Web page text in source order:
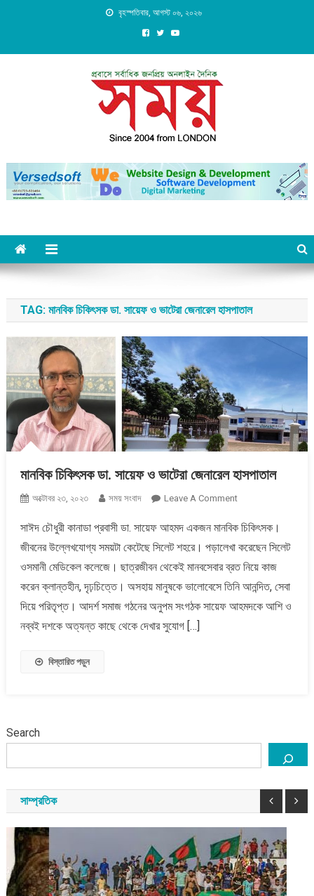
বৃহস্পতিবার, আগস্ট ০৬, ২০২৬
Daily Shomoy, Since 2004
from LONDON
TAG: মানবিক চিকিৎসক ডা. সায়েফ ও ভাটেরা জেনারেল হাসপাতাল
মানবিক চিকিৎসক ডা. সায়েফ ও ভাটেরা জেনারেল হাসপাতাল
অক্টোবর ২৩, ২০২৩ সময় সংবাদ Leave A CommentOn
চিকিৎসক
ডা.
সায়েফ
ভাটেরা
জেনারেল
সাঈদ চৌধুরী কানাডা প্রবাসী ডা. সায়েফ আহমদ একজন মানবিক চিকিৎসক।
জীবনের উল্লেখযোগ্য সময়টা কেটেছে সিলেট শহরে। পড়ালেখা করেছেন সিলেট
ওসমানী মেডিকেল কলেজে। ছাত্রজীবন থেকেই মানবসেবার ব্রত নিয়ে কাজ
করেন ক্লান্তহীন, দৃঢ়চিত্তে। অসহায় মানুষকে ভালোবেসে তিনি আনন্দিত, সেবা
দিয়ে পরিতৃপ্ত। আদর্শ সমাজ গঠনের অনুপম সংগঠক সায়েফ আহমদকে আশি ও
নব্বই দশকে অত্যন্ত কাছে থেকে দেখার সুযোগ […]
বিস্তারিত পড়ুন
Search
সাম্প্রতিক